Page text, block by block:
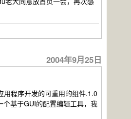
2004年9月25日
程序开发的可重用的组件.1.0
基于GUI的配置编辑工具，我